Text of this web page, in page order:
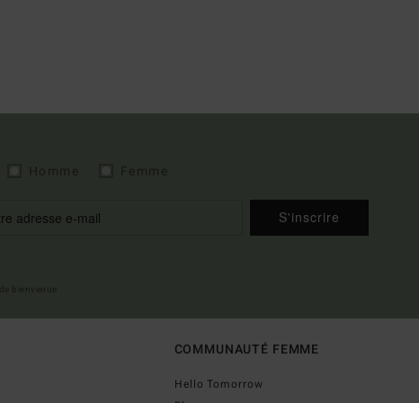
S'inscrire
COMMUNAUTÉ FEMME
Hello Tomorrow